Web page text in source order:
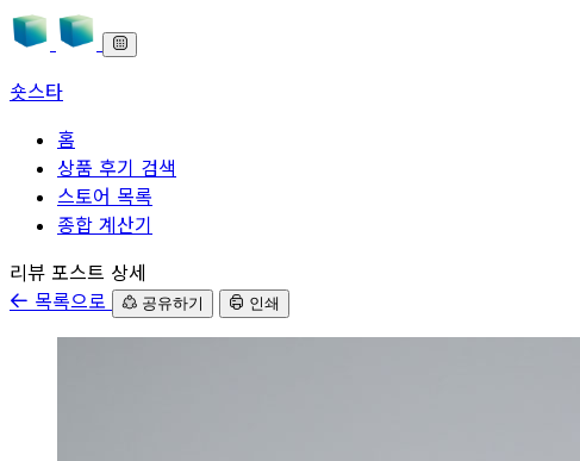
숏스타
홈
상품 후기 검색
스토어 목록
종합 계산기
본문으로 바로가기
리뷰 포스트 상세
목록으로
공유하기 인쇄